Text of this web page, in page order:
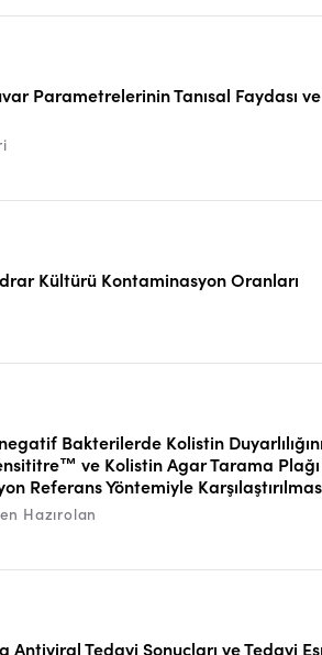
Parametrelerinin Tanısal Faydası ve
Kültürü Kontaminasyon Oranları
Bakterilerde Kolistin
ve Kolistin Agar Tarama Plağı
Referans Yöntemiyle
Hazırolan
Tedavi Sonuçları ve Tedavi